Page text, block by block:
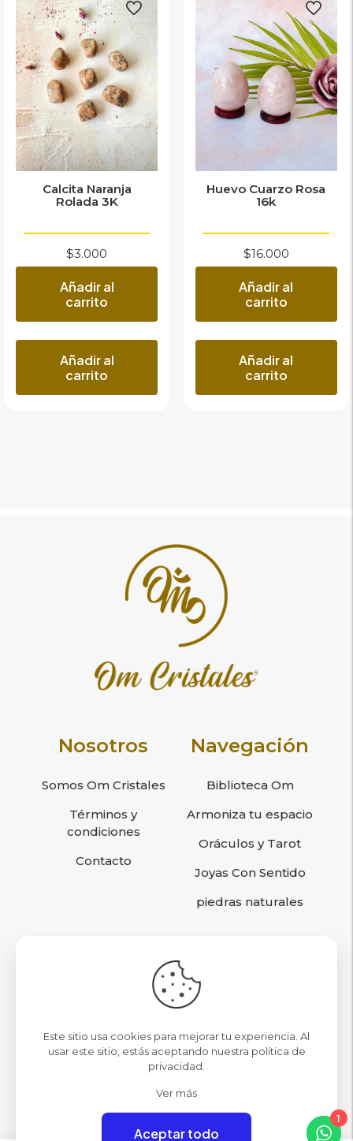
Calcita Naranja
Rolada 3K
$3.000
Añadir al
carrito
Añadir al
carrito
Huevo Cuarzo Rosa
16k
$16.000
Añadir al
carrito
Añadir al
carrito
Nosotros
Somos Om Cristales
Términos y
condiciones
Contacto
Navegación
Biblioteca Om
Armoniza tu espacio
Oráculos y Tarot
Joyas Con Sentido
piedras naturales
Nuestras Tiendas
Este sitio usa cookies para mejorar tu experiencia. Al
usar este sitio, estás aceptando nuestra política de
privacidad
Ver más
Aceptar todo
1